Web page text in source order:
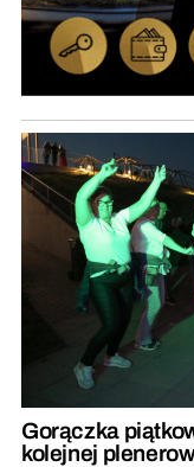
Gorączka
kolejnej